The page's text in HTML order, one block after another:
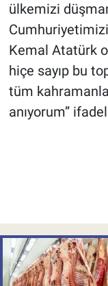
ülkemizi
Kemal Atatürk
hiçe sayıp bu
tüm
anıyorum”